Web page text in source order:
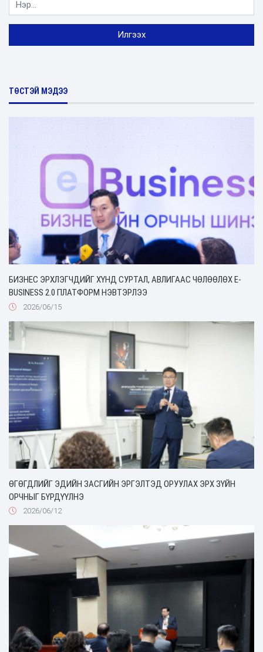
ТӨСТЭЙ МЭДЭЭ
БИЗНЕС ЭРХЛЭГЧДИЙГ ХҮНД СУРТАЛ, АВЛИГААС ЧӨЛӨӨЛӨХ Е-
BUSINESS 2.0 ПЛАТФОРМ НЭВТЭРЛЭЭ
2026/06/15
ӨГӨГДЛИЙГ ЭДИЙН ЗАСГИЙН ЭРГЭЛТЭД ОРУУЛАХ ЭРХ ЗҮЙН
ОРЧНЫГ БҮРДҮҮЛНЭ
2026/06/12